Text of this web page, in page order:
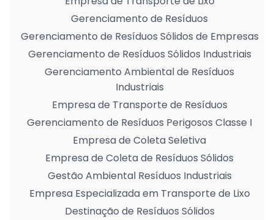
Gerenciamento de Resíduos
Gerenciamento de Resíduos Sólidos de Empresas
Gerenciamento de Resíduos Sólidos Industriais
Gerenciamento Ambiental de Resíduos
Industriais
Empresa de Transporte de Resíduos
Gerenciamento de Resíduos Perigosos Classe I
Empresa de Coleta Seletiva
Empresa de Coleta de Resíduos Sólidos
Gestão Ambiental Resíduos Industriais
Empresa Especializada em Transporte de Lixo
Destinação de Resíduos Sólidos